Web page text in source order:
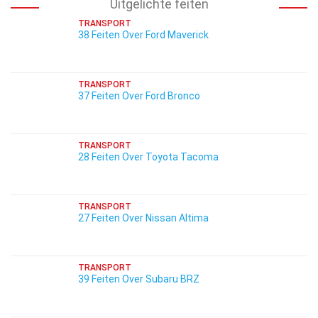
Uitgelichte feiten
TRANSPORT
38 Feiten Over Ford Maverick
TRANSPORT
37 Feiten Over Ford Bronco
TRANSPORT
28 Feiten Over Toyota Tacoma
TRANSPORT
27 Feiten Over Nissan Altima
TRANSPORT
39 Feiten Over Subaru BRZ